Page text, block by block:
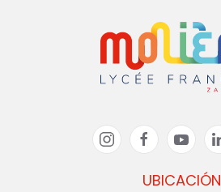
UBICACIÓN